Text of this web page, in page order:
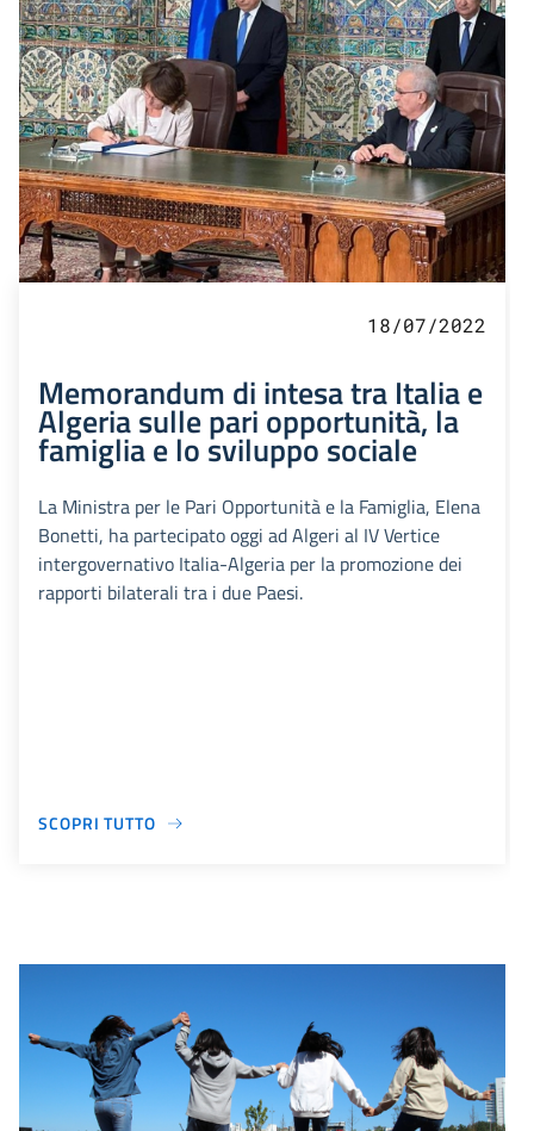
18/07/2022
Memorandum di intesa tra Italia e
Algeria sulle pari opportunità, la
famiglia e lo sviluppo sociale
La Ministra per le Pari Opportunità e la Famiglia, Elena
Bonetti, ha partecipato oggi ad Algeri al IV Vertice
intergovernativo Italia-Algeria per la promozione dei
rapporti bilaterali tra i due Paesi.
SCOPRI TUTTO